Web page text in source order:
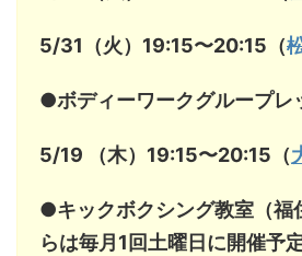
5/31（火）19:15〜20:15（
●ボディーワークグループレ
5/19 （木）19:15〜20:15（
●キックボクシング教室（
らは毎月1回土曜日に開催予